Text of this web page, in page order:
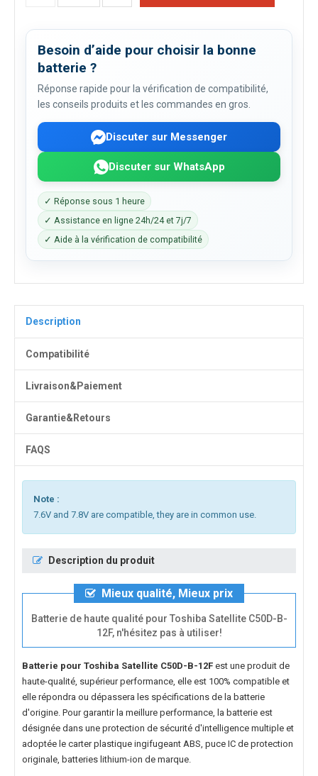
Besoin d’aide pour choisir la bonne
batterie ?
Réponse rapide pour la vérification de compatibilité,
les conseils produits et les commandes en gros.
Discuter sur Messenger
Discuter sur WhatsApp
✓ Réponse sous 1 heure
✓ Assistance en ligne 24h/24 et 7j/7
✓ Aide à la vérification de compatibilité
Description
Compatibilité
Livraison&Paiement
Garantie&Retours
FAQS
Note :
7.6V and 7.8V are compatible, they are in common use.
Description du produit
Mieux qualité, Mieux prix
Batterie de haute qualité pour Toshiba Satellite C50D-B-
12F, n'hésitez pas à utiliser!
Batterie pour Toshiba Satellite C50D-B-12F est une produit de
haute-qualité, supérieur performance, elle est 100% compatible et
elle répondra ou dépassera les spécifications de la batterie
d'origine. Pour garantir la meillure performance, la batterie est
désignée dans une protection de sécurité d'intelligence multiple et
adoptée le carter plastique ingifugeant ABS, puce IC de protection
originale, batteries lithium-ion de marque.